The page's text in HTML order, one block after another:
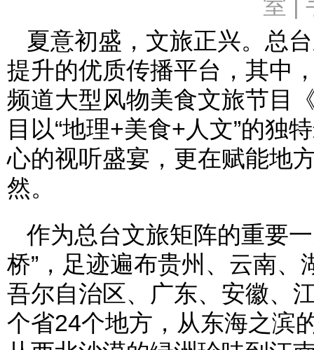
室 |
夏意初盛，文旅正兴。总
提升的优质传播平台，其中
频道大型风物美食文旅节目
目以“地理+美食+人文”的独
心的视听盛宴，更在赋能地
然。
作为总台文旅矩阵的重要
桥”，足迹遍布贵州、云南
吾尔自治区、广东、安徽、
个省24个地方，从东海之滨